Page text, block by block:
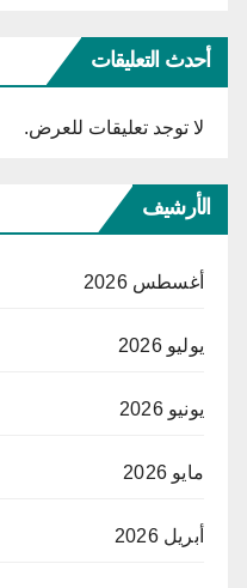
أحدث التعليقات
لا توجد تعليقات للعرض.
الأرشيف
أغسطس 2026
يوليو 2026
يونيو 2026
مايو 2026
أبريل 2026